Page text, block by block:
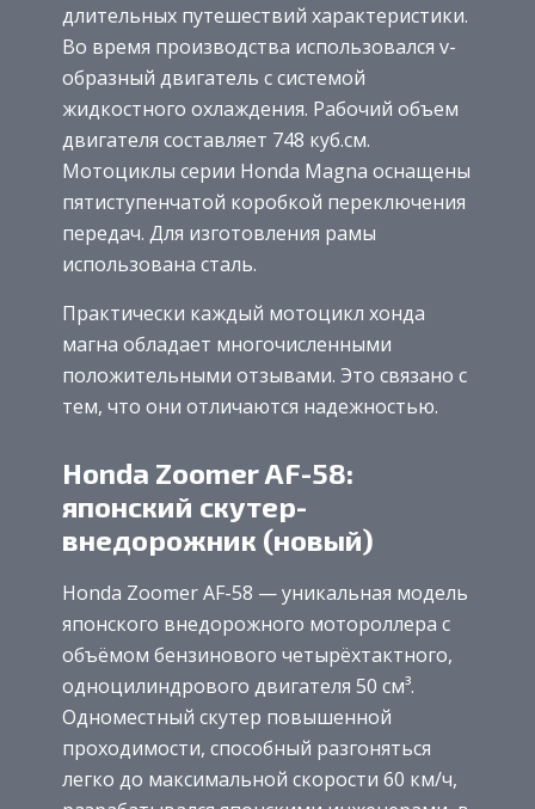
длительных путешествий характеристики.
Во время производства использовался v-
образный двигатель с системой
жидкостного охлаждения. Рабочий объем
двигателя составляет 748 куб.см.
Мотоциклы серии Honda Magna оснащены
пятиступенчатой коробкой переключения
передач. Для изготовления рамы
использована сталь.
Практически каждый мотоцикл хонда
магна обладает многочисленными
положительными отзывами. Это связано с
тем, что они отличаются надежностью.
Honda Zoomer AF-58:
японский скутер-
внедорожник (новый)
Honda Zoomer AF-58 — уникальная модель
японского внедорожного мотороллера с
объёмом бензинового четырёхтактного,
одноцилиндрового двигателя 50 см³.
Одноместный скутер повышенной
проходимости, способный разгоняться
легко до максимальной скорости 60 км/ч,